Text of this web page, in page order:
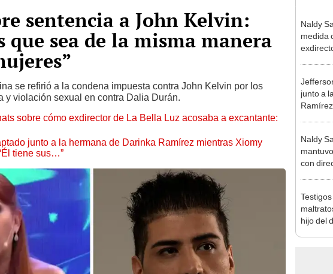
sentencia a John Kelvin:
que sea de la misma manera
se refirió a la condena impuesta contra John Kelvin por los
y violación sexual en contra Dalia Durán.
sobre cómo exdirector de La Bella Luz acosaba a excantante:
junto a la hermana de Darinka Ramírez mientras Xiomy
tiene sus…”
Naldy
medida
grave”
junto a
Naldy
con
bajo”
hijo del